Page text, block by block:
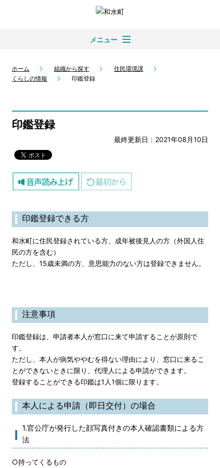
メニュー
ホーム 組織から探す
住民環境課
くらしの情報
印鑑登録
印鑑登録
最終更新日：2021年08月10日
印鑑登録できる方
和水町に住民登録されている方、成年被後見人の方（外国人住
民の方を含む）
ただし、15歳未満の方、意思能力のない方は登録できません。
注意事項
印鑑登録は、申請者本人が窓口に来て申請することが原則で
す。
ただし、本人が病気ややむを得ない理由により、窓口に来るこ
とができないときに限り、代理人による申請ができます。
登録することができる印鑑は1人1個に限ります。
本人による申請（即日交付）の場合
1.官公庁が発行した顔写真付きの本人確認書類による方
法
○持ってくるもの